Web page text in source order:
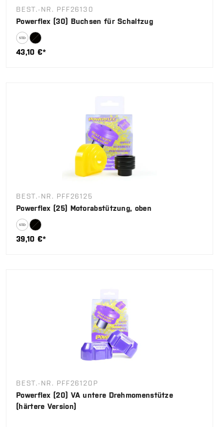
BEST.-NR. PFF26130
Powerflex (30) Buchsen für Schaltzug
43,10 €*
BEST.-NR. PFF26125
Powerflex (25) Motorabstützung, oben
39,10 €*
BEST.-NR. PFF26120P
Powerflex (20) VA untere Drehmomenstütze
(härtere Version)